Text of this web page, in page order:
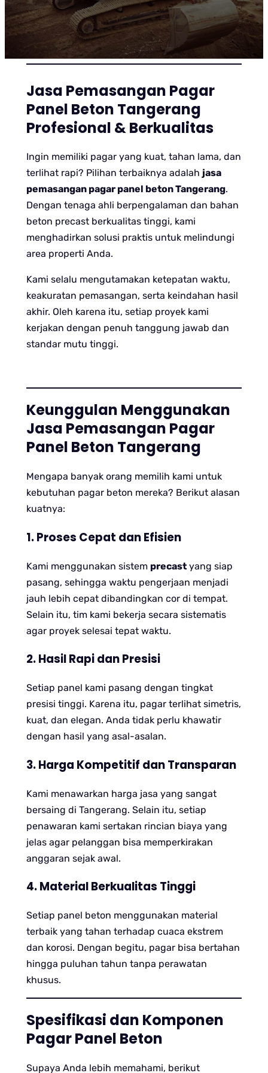
Jasa Pemasangan Pagar
Panel Beton Tangerang
Profesional & Berkualitas
Ingin memiliki pagar yang kuat, tahan lama, dan
terlihat rapi? Pilihan terbaiknya adalah jasa
pemasangan pagar panel beton Tangerang.
Dengan tenaga ahli berpengalaman dan bahan
beton precast berkualitas tinggi, kami
menghadirkan solusi praktis untuk melindungi
area properti Anda.
Kami selalu mengutamakan ketepatan waktu,
keakuratan pemasangan, serta keindahan hasil
akhir. Oleh karena itu, setiap proyek kami
kerjakan dengan penuh tanggung jawab dan
standar mutu tinggi.
Keunggulan Menggunakan
Jasa Pemasangan Pagar
Panel Beton Tangerang
Mengapa banyak orang memilih kami untuk
kebutuhan pagar beton mereka? Berikut alasan
kuatnya:
1. Proses Cepat dan Efisien
Kami menggunakan sistem precast yang siap
pasang, sehingga waktu pengerjaan menjadi
jauh lebih cepat dibandingkan cor di tempat.
Selain itu, tim kami bekerja secara sistematis
agar proyek selesai tepat waktu.
2. Hasil Rapi dan Presisi
Setiap panel kami pasang dengan tingkat
presisi tinggi. Karena itu, pagar terlihat simetris,
kuat, dan elegan. Anda tidak perlu khawatir
dengan hasil yang asal-asalan.
3. Harga Kompetitif dan Transparan
Kami menawarkan harga jasa yang sangat
bersaing di Tangerang. Selain itu, setiap
penawaran kami sertakan rincian biaya yang
jelas agar pelanggan bisa memperkirakan
anggaran sejak awal.
4. Material Berkualitas Tinggi
Setiap panel beton menggunakan material
terbaik yang tahan terhadap cuaca ekstrem
dan korosi. Dengan begitu, pagar bisa bertahan
hingga puluhan tahun tanpa perawatan
khusus.
Spesifikasi dan Komponen
Pagar Panel Beton
Supaya Anda lebih memahami, berikut